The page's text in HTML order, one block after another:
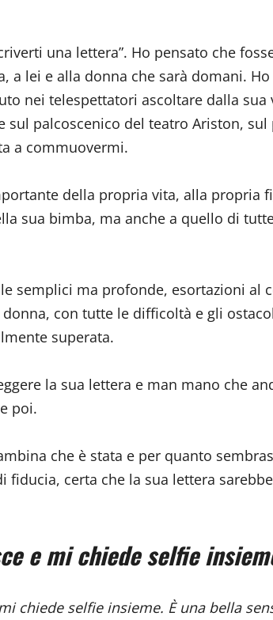
una lettera”. Ho pensato che
a lei e alla donna che sarà domani.
nei telespettatori ascoltare dalla sua
palcoscenico del teatro Ariston,
a commuovermi.
della propria vita, alla propria
sua bimba, ma anche a quello di
semplici ma profonde, esortazioni al
donna, con tutte le difficoltà e gli
superata.
la sua lettera e man mano che
poi.
che è stata e per quanto
fiducia, certa che la sua lettera
e mi chiede selfie
chiede selfie insieme. È una bella